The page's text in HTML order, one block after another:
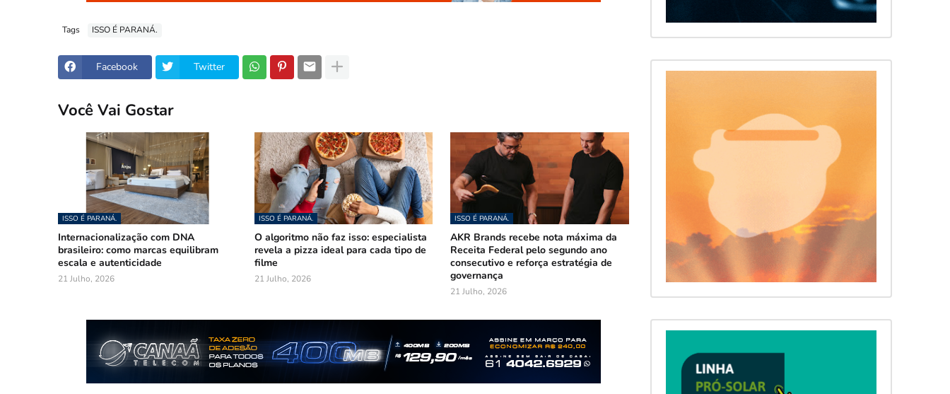
Tags ISSO É PARANÁ.
Facebook Twitter
Você Vai Gostar
ISSO É PARANÁ.
Internacionalização com DNA
brasileiro: como marcas equilibram
escala e autenticidade
21 Julho, 2026
ISSO É PARANÁ.
O algoritmo não faz isso: especialista
revela a pizza ideal para cada tipo de
filme
21 Julho, 2026
ISSO É PARANÁ.
AKR Brands recebe nota máxima da
Receita Federal pelo segundo ano
consecutivo e reforça estratégia de
governança
21 Julho, 2026